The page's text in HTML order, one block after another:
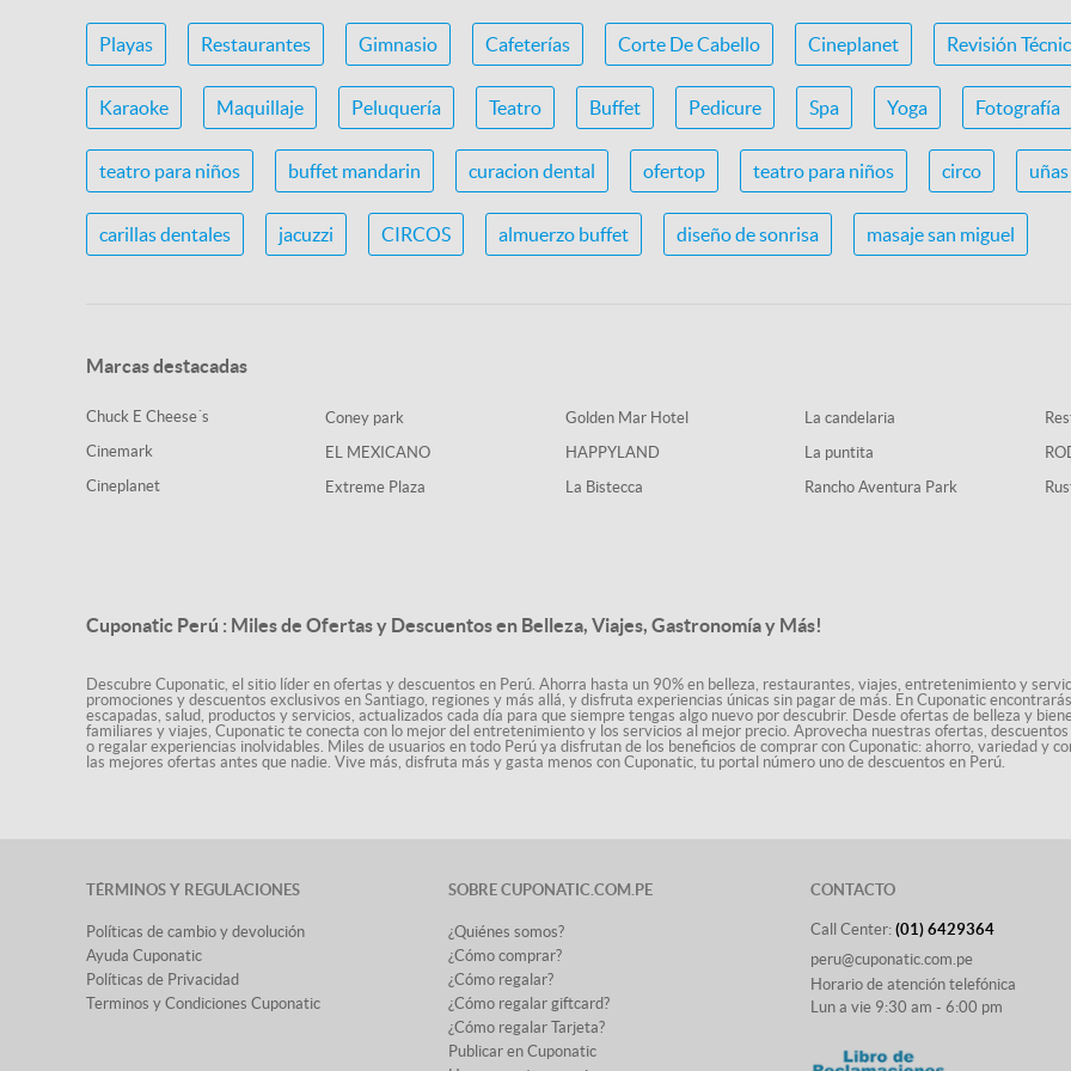
Playas Restaurantes Gimnasio Cafeterías Corte De Cabello Cineplanet Revisión
Karaoke Maquillaje Peluquería Teatro Buffet Pedicure Spa Yoga Fotografía
teatro para niños buffet mandarin curacion dental ofertop teatro para niños circo
carillas dentales jacuzzi CIRCOS almuerzo buffet diseño de sonrisa masaje san miguel
Marcas destacadas
Chuck E Cheese´s
Cinemark
Cineplanet
Coney park
EL MEXICANO
Extreme Plaza
Golden Mar Hotel
HAPPYLAND
La Bistecca
La candelaria
La puntita
Rancho Aventura Park
Cuponatic Perú : Miles de Ofertas y Descuentos en Belleza, Viajes, Gastronomía y Más!
Descubre Cuponatic, el sitio líder en ofertas y descuentos en Perú. Ahorra hasta un 90% en belleza, restaurantes, viajes, entretenimiento y
promociones y descuentos exclusivos en Santiago, regiones y más allá, y disfruta experiencias únicas sin pagar de más. En Cuponatic
escapadas, salud, productos y servicios, actualizados cada día para que siempre tengas algo nuevo por descubrir. Desde ofertas de belleza y
familiares y viajes, Cuponatic te conecta con lo mejor del entretenimiento y los servicios al mejor precio. Aprovecha nuestras ofertas,
o regalar experiencias inolvidables. Miles de usuarios en todo Perú ya disfrutan de los beneficios de comprar con Cuponatic: ahorro, variedad y
las mejores ofertas antes que nadie. Vive más, disfruta más y gasta menos con Cuponatic, tu portal número uno de descuentos en Perú.
TÉRMINOS Y REGULACIONES
Políticas de cambio y devolución
Ayuda Cuponatic
Políticas de Privacidad
Terminos y Condiciones Cuponatic
SOBRE CUPONATIC.COM.PE
¿Quiénes somos?
¿Cómo comprar?
¿Cómo regalar?
¿Cómo regalar giftcard?
¿Cómo regalar Tarjeta?
Publicar en Cuponatic
CONTACTO
Call Center: (01) 6429364
peru@cuponatic.com.pe
Horario de atención telefónica
Lun a vie 9:30 am - 6:00 pm